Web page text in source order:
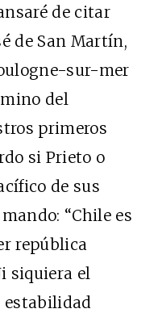
de citar
de San Martín,
sur-mer
del
primeros
si Prieto o
de sus
“Chile es
república
siquiera el
estabilidad